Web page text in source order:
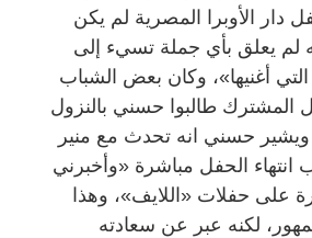
الأوبرا المصرية لم يكن
لم يعلق بأي جملة تسيء إلى
أغنيها»، وكان بعض الشباب
المشترك طالبوا حسني بالنزول
حسني انه تحدث مع منير
الحفل مباشرة «وأخبرني
على حفلات «اللايف»، وهذا
لكنه عبر عن سعادته